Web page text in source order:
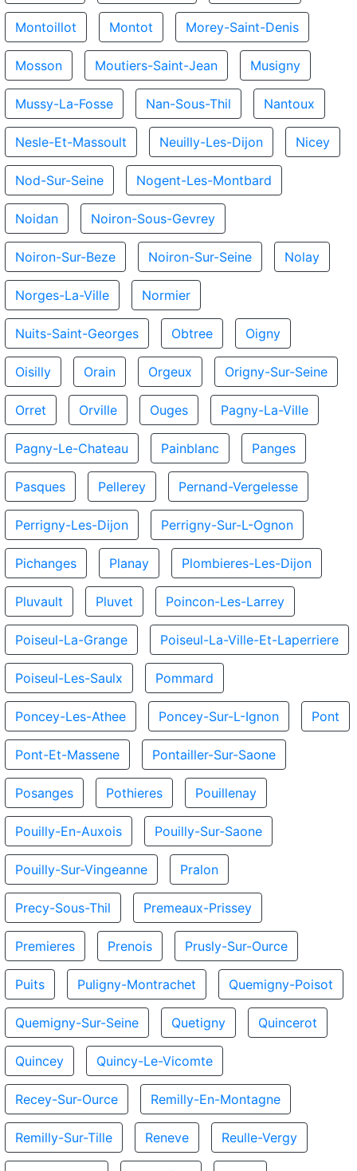
Montoillot Montot Morey-Saint-Denis
Mosson Moutiers-Saint-Jean Musigny
Mussy-La-Fosse Nan-Sous-Thil Nantoux
Nesle-Et-Massoult Neuilly-Les-Dijon Nicey
Nod-Sur-Seine Nogent-Les-Montbard
Noidan Noiron-Sous-Gevrey
Noiron-Sur-Beze Noiron-Sur-Seine Nolay
Norges-La-Ville Normier
Nuits-Saint-Georges Obtree Oigny
Oisilly Orain Orgeux Origny-Sur-Seine
Orret Orville Ouges Pagny-La-Ville
Pagny-Le-Chateau Painblanc Panges
Pasques Pellerey Pernand-Vergelesse
Perrigny-Les-Dijon Perrigny-Sur-L-Ognon
Pichanges Planay Plombieres-Les-Dijon
Pluvault Pluvet Poincon-Les-Larrey
Poiseul-La-Grange Poiseul-La-Ville-Et-Laperriere
Poiseul-Les-Saulx Pommard
Poncey-Les-Athee Poncey-Sur-L-Ignon Pont
Pont-Et-Massene Pontailler-Sur-Saone
Posanges Pothieres Pouillenay
Pouilly-En-Auxois Pouilly-Sur-Saone
Pouilly-Sur-Vingeanne Pralon
Precy-Sous-Thil Premeaux-Prissey
Premieres Prenois Prusly-Sur-Ource
Puits Puligny-Montrachet Quemigny-Poisot
Quemigny-Sur-Seine Quetigny Quincerot
Quincey Quincy-Le-Vicomte
Recey-Sur-Ource Remilly-En-Montagne
Remilly-Sur-Tille Reneve Reulle-Vergy